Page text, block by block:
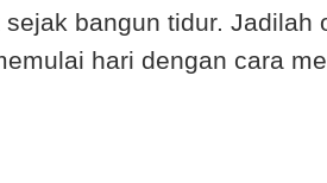
bangun tidur. Jadilah
hari dengan cara